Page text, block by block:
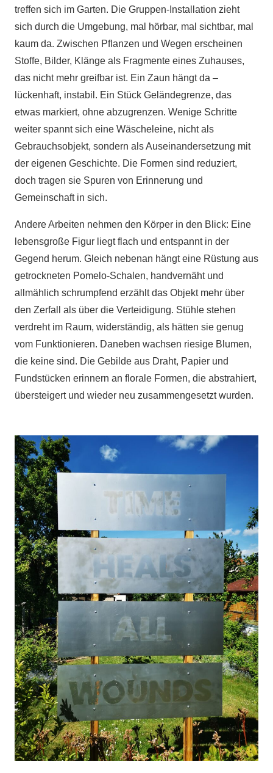
treffen sich im Garten. Die Gruppen-Installation zieht
sich durch die Umgebung, mal hörbar, mal sichtbar, mal
kaum da. Zwischen Pflanzen und Wegen erscheinen
Stoffe, Bilder, Klänge als Fragmente eines Zuhauses,
das nicht mehr greifbar ist. Ein Zaun hängt da –
lückenhaft, instabil. Ein Stück Geländegrenze, das
etwas markiert, ohne abzugrenzen. Wenige Schritte
weiter spannt sich eine Wäscheleine, nicht als
Gebrauchsobjekt, sondern als Auseinandersetzung mit
der eigenen Geschichte. Die Formen sind reduziert,
doch tragen sie Spuren von Erinnerung und
Gemeinschaft in sich.
Andere Arbeiten nehmen den Körper in den Blick: Eine
lebensgroße Figur liegt flach und entspannt in der
Gegend herum. Gleich nebenan hängt eine Rüstung aus
getrockneten Pomelo-Schalen, handvernäht und
allmählich schrumpfend erzählt das Objekt mehr über
den Zerfall als über die Verteidigung. Stühle stehen
verdreht im Raum, widerständig, als hätten sie genug
vom Funktionieren. Daneben wachsen riesige Blumen,
die keine sind. Die Gebilde aus Draht, Papier und
Fundstücken erinnern an florale Formen, die abstrahiert,
übersteigert und wieder neu zusammengesetzt wurden.